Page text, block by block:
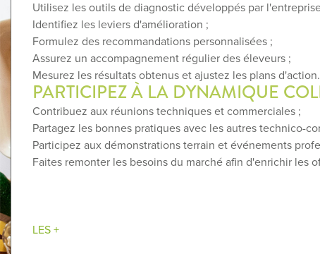
Utilisez les outils de diagnostic développés par
Identifiez les leviers d'amélioration ;
Formulez des recommandations personnalisées ;
Assurez un accompagnement régulier des éleveurs ;
Mesurez les résultats obtenus et ajustez les plans d'action.
PARTICIPEZ À LA DYNAMIQUE
Contribuez aux réunions techniques et commerciales ;
Partagez les bonnes pratiques avec les autres technico-
Participez aux démonstrations terrain et événements
Faites remonter les besoins du marché afin d'enrichir les
LES +